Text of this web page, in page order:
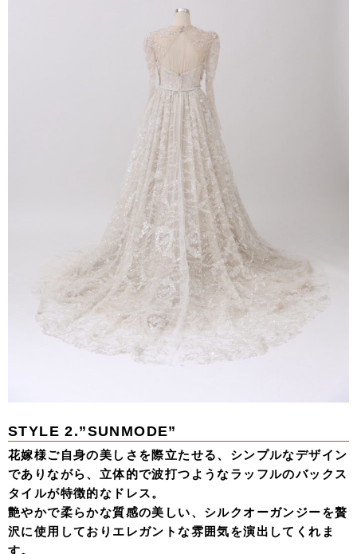
STYLE 2.”SUNMODE”
花嫁様ご自身の美しさを際立たせる、シンプルなデザイン
でありながら、立体的で波打つようなラッフルのバックス
タイルが特徴的なドレス。
艶やかで柔らかな質感の美しい、シルクオーガンジーを贅
沢に使用しておりエレガントな雰囲気を演出してくれま
す。